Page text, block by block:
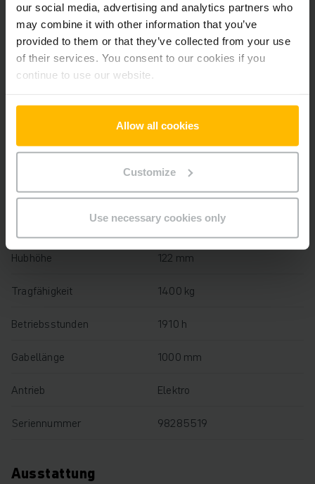
our social media, advertising and analytics partners who
may combine it with other information that you’ve
provided to them or that they’ve collected from your use
of their services. You consent to our cookies if you
continue to use our website.
Allow all cookies
Customize
Use necessary cookies only
Produktinformationen
Der folgende Abschnitt bietet eine umfassende
Zusammenfassung der technischen Spezifikationen und
Ausstattungen des Fahrzeugs.
Technische Daten
Batterie Lithium-Ionen, 24 V / 40 Ah
Ladegerät Ja, 24 V / 30 A
2020
Hubhöhe 122 mm
Tragfähigkeit 1400 kg
Betriebsstunden 1910 h
Gabellänge 1000 mm
Antrieb Elektro
Seriennummer 98285519
Ausstattung